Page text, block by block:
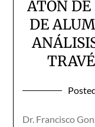
ATÓN DE
DE
Dr. Francisco